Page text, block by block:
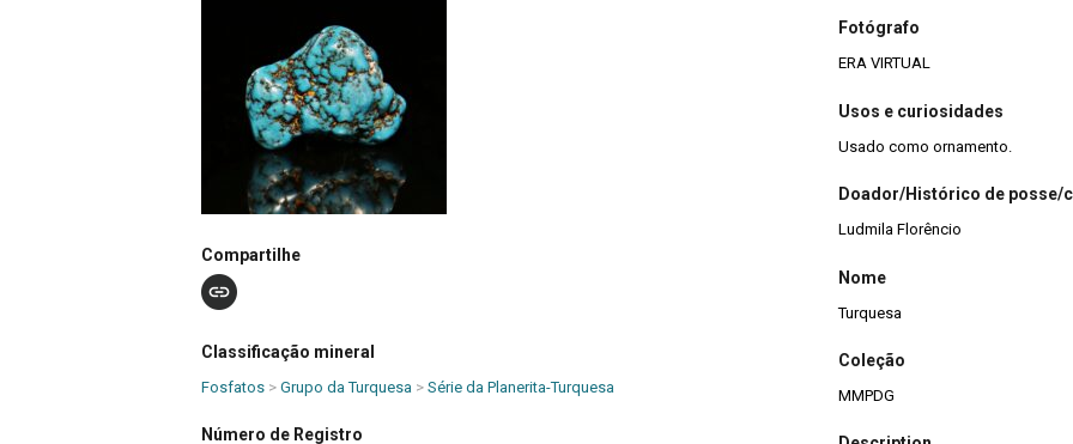
Compartilhe
Classificação mineral
Fosfatos > Grupo da Turquesa > Série da Planerita-Turquesa
Número de Registro
Fotógrafo
ERA VIRTUAL
Usos e curiosidades
Usado como ornamento.
Doador/Histórico de posse/
Ludmila Florêncio
Nome
Turquesa
Coleção
MMPDG